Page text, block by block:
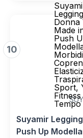
10
Donna
Made
Push
Sport,
Fitness
Suyamir
Push Up